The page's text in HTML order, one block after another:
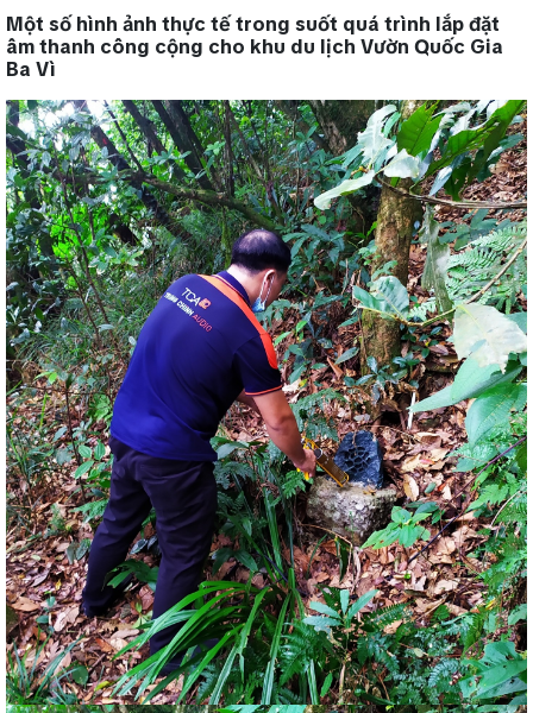
Một số hình ảnh thực tế trong suốt quá trình lắp đặt
âm thanh công cộng cho khu du lịch Vườn Quốc Gia
Ba Vì